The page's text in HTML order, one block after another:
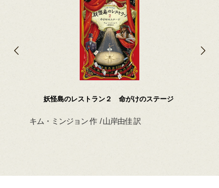
妖怪島のレストラン２ 命がけのステージ
キム・ミンジョン 作 / 山岸由佳 訳